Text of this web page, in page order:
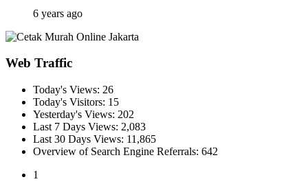
6 years ago
Web Traffic
Today's Views: 26
Today's Visitors: 15
Yesterday's Views: 202
Last 7 Days Views: 2,083
Last 30 Days Views: 11,865
Overview of Search Engine Referrals: 642
1